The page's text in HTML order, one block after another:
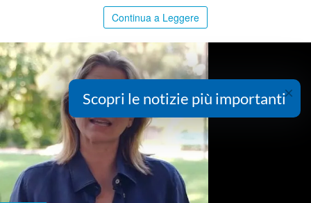
Continua a Leggere
×
Scopri le notizie più importanti